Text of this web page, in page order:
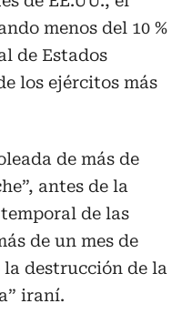
menos del 10 %
de Estados
los ejércitos más
de más de
antes de la
de las
de un mes de
la destrucción de la
iraní.